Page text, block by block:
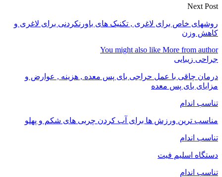
Next Post
روشهای خاص برای لاغری , تکنیک های باورنکردنی برای لاغری و
کاهش وزن
You might also like More from author
جراحی زیبایی
درمان چاقی با عمل حراجی بای پس معده , هزینه , عوارض و
مزایای بای پس معده
تناسب اندام
مناسب ترین ورزش ها برای آب کردن چربی های شکم و پهلو
تناسب اندام
دستگاه اسلیم فیت
تناسب اندام